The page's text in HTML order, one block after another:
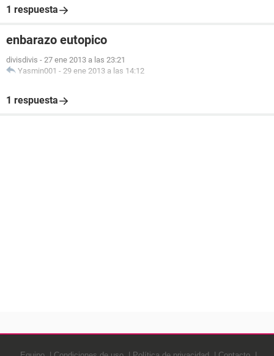
1 respuesta
enbarazo eutopico
divisdivis - 27 ene 2013 a las 23:21
Yasmin001 - 29 ene 2013 a las 14:12
1 respuesta